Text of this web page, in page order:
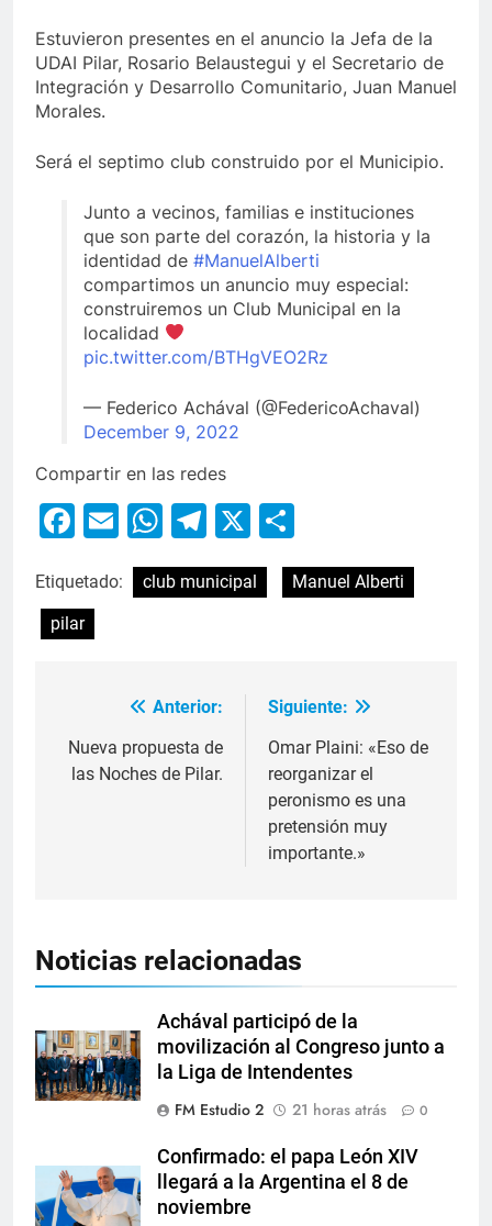
Estuvieron presentes en el anuncio la Jefa de la
UDAI Pilar, Rosario Belaustegui y el Secretario de
Integración y Desarrollo Comunitario, Juan Manuel
Morales.
Será el septimo club construido por el Municipio.
Junto a vecinos, familias e instituciones
que son parte del corazón, la historia y la
identidad de #ManuelAlberti
compartimos un anuncio muy especial:
construiremos un Club Municipal en la
localidad
pic.twitter.com/BTHgVEO2Rz
— Federico Achával (@FedericoAchaval)
December 9, 2022
Compartir en las redes
Facebook
EmailWhatsApp
Telegram
X
Etiquetado: club municipal
Manuel Alberti
pilar
Anterior:
Nueva propuesta de
las Noches de Pilar.
Siguiente:
Omar Plaini: «Eso de
reorganizar el
peronismo es una
pretensión muy
importante.»
Noticias relacionadas
Achával participó de la
movilización al Congreso junto a
la Liga de Intendentes
FM Estudio 2
21 horas atrás 0
Confirmado: el papa León XIV
llegará a la Argentina el 8 de
noviembre